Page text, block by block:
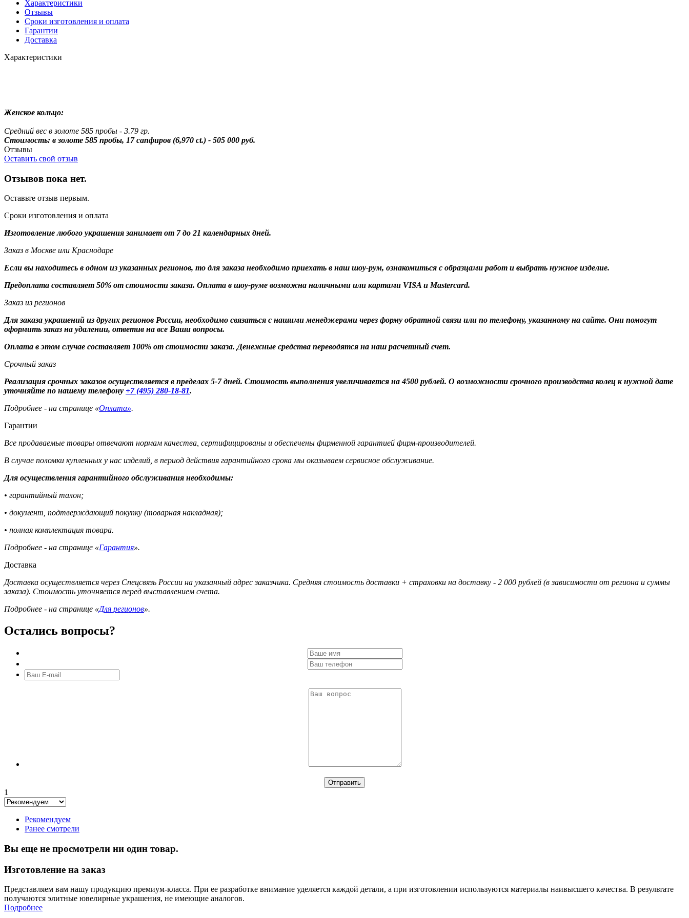
Характеристики
Отзывы
Сроки изготовления и оплата
Гарантии
Доставка
Характеристики
Женское кольцо:
Средний вес в золоте 585 пробы - 3.79 гр.
Стоимость: в золоте 585 пробы, 17 сапфиров (6,970 ct.) - 505 000 руб.
Отзывы
Оставить свой отзыв
Отзывов пока нет.
Оставьте отзыв первым.
Сроки изготовления и оплата
Изготовление любого украшения занимает от 7 до 21 календарных дней.
Заказ в Москве или Краснодаре
Если вы находитесь в одном из указанных регионов, то для заказа необходимо приехать в наш шоу-рум, ознакомиться с образцами работ и выбрать нужное изделие.
Предоплата составляет 50% от стоимости заказа. Оплата в шоу-руме возможна наличными или картами VISA и Mastercard.
Заказ из регионов
Для заказа украшений из других регионов России, необходимо связаться с нашими менеджерами через форму обратной связи или по телефону, указанному на сайте. Они помогут
оформить заказ на удалении, ответив на все Ваши вопросы.
Оплата в этом случае составляет 100% от стоимости заказа. Денежные средства переводятся на наш расчетный счет.
Срочный заказ
Реализация срочных заказов осуществляется в пределах 5-7 дней. Стоимость выполнения увеличивается на 4500 рублей. О возможности срочного производства колец к нужной дате
уточняйте по нашему телефону +7 (495) 280-18-81.
Подробнее - на странице «Оплата».
Гарантии
Все продаваемые товары отвечают нормам качества, сертифицированы и обеспечены фирменной гарантией фирм-производителей.
В случае поломки купленных у нас изделий, в период действия гарантийного срока мы оказываем сервисное обслуживание.
Для осуществления гарантийного обслуживания необходимы:
• гарантийный талон;
• документ, подтверждающий покупку (товарная накладная);
• полная комплектация товара.
Подробнее - на странице «Гарантия».
Доставка
Доставка осуществляется через Спецсвязь России на указанный адрес заказчика. Средняя стоимость доставки + страховки на доставку - 2 000 рублей (в зависимости от региона и суммы
заказа). Стоимость уточняется перед выставлением счета.
Подробнее - на странице «Для регионов».
Остались вопросы?
1
Рекомендуем
Ранее смотрели
Вы еще не просмотрели ни один товар.
Изготовление на заказ
Представляем вам нашу продукцию премиум-класса. При ее разработке внимание уделяется каждой детали, а при изготовлении используются материалы наивысшего качества. В результате
получаются элитные ювелирные украшения, не имеющие аналогов.
Подробнее